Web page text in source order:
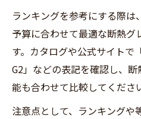
ランキングを参考にする際は
予算に合わせて最適な断熱グ
す。カタログや公式サイトで
G2」などの表記を確認し、
能も合わせて比較してくださ
注意点として、ランキングや